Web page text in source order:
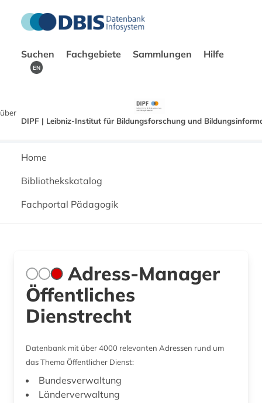
Suchen Fachgebiete Sammlungen Hilfe
EN
DIPF | Leibniz-Institut für Bildungsforschung und
Home
Bibliothekskatalog
Fachportal Pädagogik
Adress-Manager
Öffentliches
Dienstrecht
Datenbank mit über 4000 relevanten Adressen rund um
das Thema Öffentlicher Dienst:
Bundesverwaltung
Länderverwaltung